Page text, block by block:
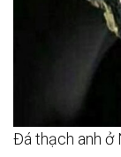
Đá thạch anh ở